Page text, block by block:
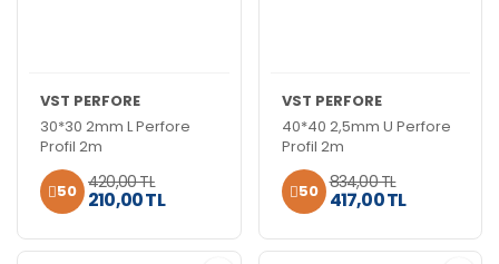
VST PERFORE
30*30 2mm L Perfore
Profil 2m
50 420,00 TL
210,00 TL
VST PERFORE
40*40 2,5mm U Perfore
Profil 2m
50 834,00 TL
417,00 TL